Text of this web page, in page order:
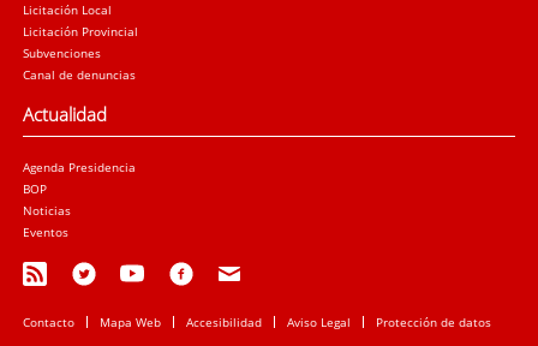
Licitación Local
Licitación Provincial
Subvenciones
Canal de denuncias
Actualidad
Agenda Presidencia
BOP
Noticias
Eventos
Contacto Mapa Web Accesibilidad Aviso Legal Protección de datos